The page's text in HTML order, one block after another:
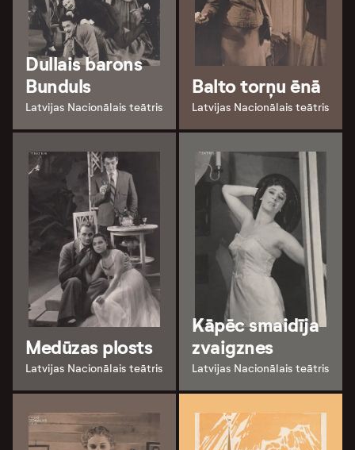
Dullais barons
Bunduls
Latvijas Nacionālais teātris
Balto torņu ēnā
Latvijas Nacionālais teātris
Medūzas plosts
Latvijas Nacionālais teātris
Kāpēc smaidīja
zvaigznes
Latvijas Nacionālais teātris